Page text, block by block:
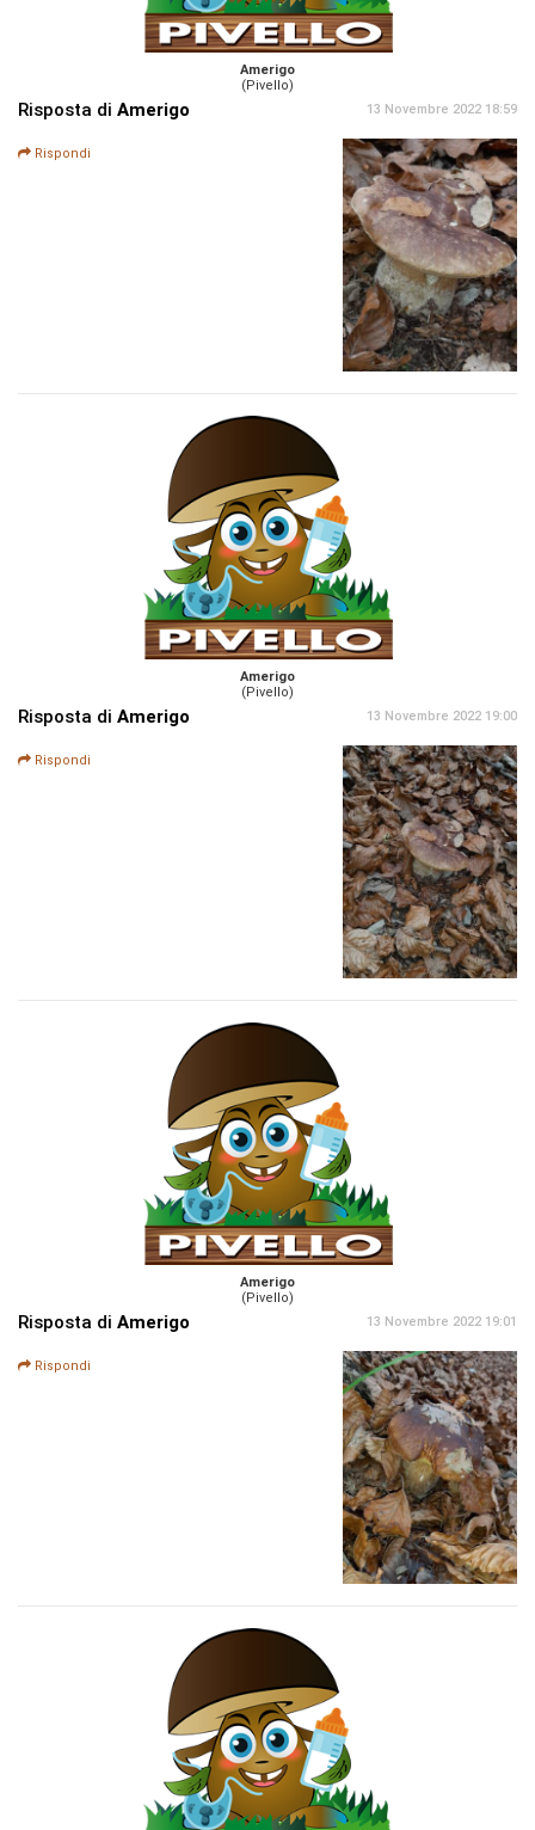
Amerigo
(Pivello)
Risposta di Amerigo 13 Novembre 2022 18:59
Rispondi
Amerigo
(Pivello)
Risposta di Amerigo 13 Novembre 2022 19:00
Rispondi
Amerigo
(Pivello)
Risposta di Amerigo 13 Novembre 2022 19:01
Rispondi